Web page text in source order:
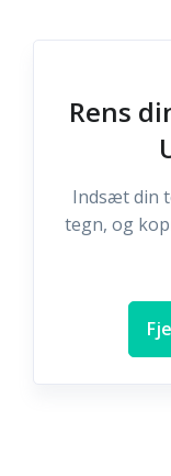
Rens
Indsæt din
tegn, og